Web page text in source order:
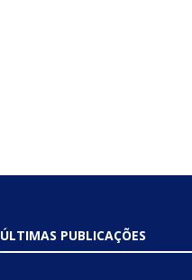
ÚLTIMAS PUBLICAÇÕES